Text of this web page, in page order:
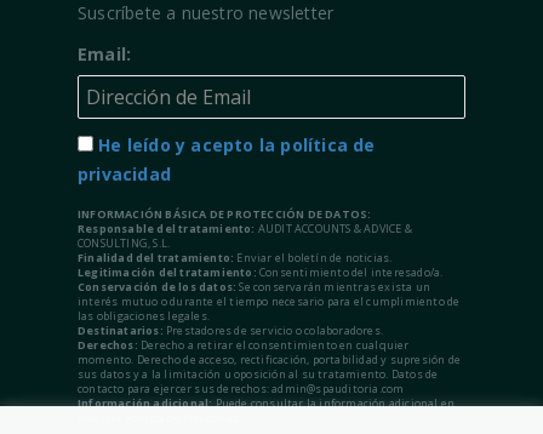
Suscríbete a nuestro newsletter
Email:
He leído y acepto la política de
privacidad
INFORMACIÓN BÁSICA DE PROTECCIÓN DE DATOS:
Responsable del tratamiento: AUDIT ACCOUNTS & ADVICE &
CONSULTING, S.L.
Finalidad del tratamiento: Enviar el boletín de noticias.
Legitimación del tratamiento: Consentimiento del interesado/a.
Conservación de los datos: Se conservarán mientras exista un
interés mutuo o durante el tiempo necesario para el cumplimiento de
las obligaciones legales.
Destinatarios: Prestadores de servicio o colaboradores.
Derechos: Derecho a retirar el consentimiento en cualquier
momento. Derecho de acceso, rectificación, portabilidad y supresión de
sus datos y a la limitación u oposición al su tratamiento. Datos de
contacto para ejercer sus derechos: admin@spauditoria.com
Información adicional:Puede consultar la información adicional en